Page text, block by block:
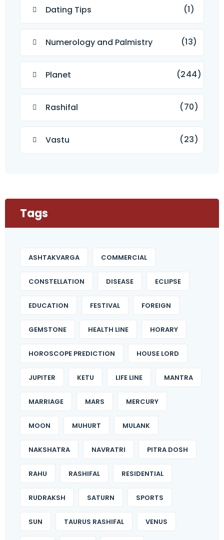
Dating Tips (1)
Numerology and Palmistry (13)
Planet (244)
Rashifal (70)
Vastu (23)
Tags
ASHTAKVARGA COMMERCIAL
CONSTELLATION DISEASE ECLIPSE
EDUCATION FESTIVAL FOREIGN
GEMSTONE HEALTH LINE HORARY
HOROSCOPE PREDICTION HOUSE LORD
JUPITER KETU LIFE LINE MANTRA
MARRIAGE MARS MERCURY
MOON MUHURT MULANK
NAKSHATRA NAVRATRI PITRA DOSH
RAHU RASHIFAL RESIDENTIAL
RUDRAKSH SATURN SPORTS
SUN TAURUS RASHIFAL VENUS